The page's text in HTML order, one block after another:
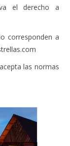
el derecho a
corresponden a
las normas